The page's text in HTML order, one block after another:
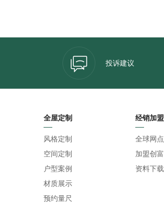
投诉建议
全屋定制
风格定制
空间定制
户型案例
材质展示
预约量尺
经销加盟
全球网点
加盟创富
资料下载